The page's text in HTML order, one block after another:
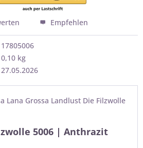
Empfehlen
17805006
0,10 kg
27.05.2026
Lana Grossa Landlust Die Filzwolle
5006 | Anthrazit